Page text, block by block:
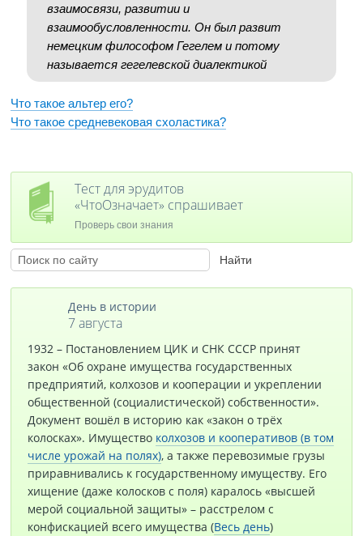
взаимосвязи, развитии и
взаимообусловленности. Он был развит
немецким философом Гегелем и потому
называется гегелевской диалектикой
Что такое альтер его?
Что такое средневековая схоластика?
Тест для эрудитов
«ЧтоОзначает» спрашивает
Проверь свои знания
День в истории
7 августа
1932 – Постановлением ЦИК и СНК СССР принят
закон «Об охране имущества государственных
предприятий, колхозов и кооперации и укреплении
общественной (социалистической) собственности».
Документ вошёл в историю как «закон о трёх
колосках». Имущество колхозов и кооперативов (в том
числе урожай на полях), а также перевозимые грузы
приравнивались к государственному имуществу. Его
хищение (даже колосков с поля) каралось «высшей
мерой социальной защиты» – расстрелом с
конфискацией всего имущества (Весь день)